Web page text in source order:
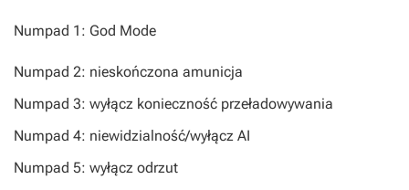
Numpad 1: God Mode
Numpad 2: nieskończona amunicja
Numpad 3: wyłącz konieczność przeładowywania
Numpad 4: niewidzialność/wyłącz AI
Numpad 5: wyłącz odrzut